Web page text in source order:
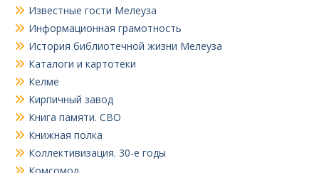
Известные гости Мелеуза
Информационная грамотность
История библиотечной жизни Мелеуза
Каталоги и картотеки
Келме
Кирпичный завод
Книга памяти. СВО
Книжная полка
Коллективизация. 30-е годы